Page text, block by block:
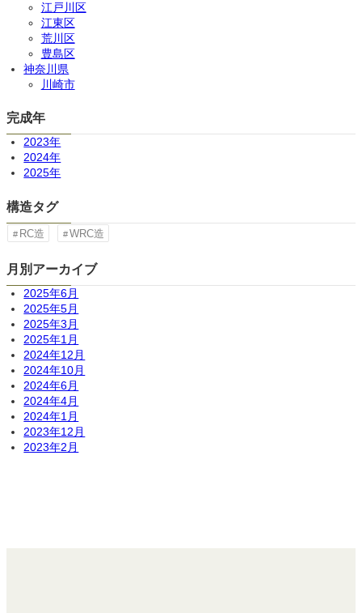
江戸川区
江東区
荒川区
豊島区
神奈川県
川崎市
完成年
2023年
2024年
2025年
構造タグ
RC造 WRC造
月別アーカイブ
2025年6月
2025年5月
2025年3月
2025年1月
2024年12月
2024年10月
2024年6月
2024年4月
2024年1月
2023年12月
2023年2月